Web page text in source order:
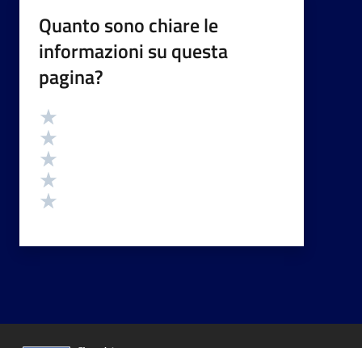
Quanto sono chiare le
informazioni su questa
pagina?
Valutazione